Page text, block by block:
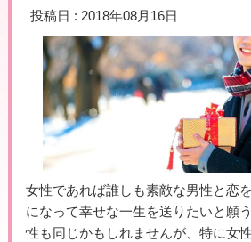
投稿日 : 2018年08月16日
女性であれば誰しも素敵な男性と恋
になって幸せな一生を送りたいと願
性も同じかもしれませんが、特に女